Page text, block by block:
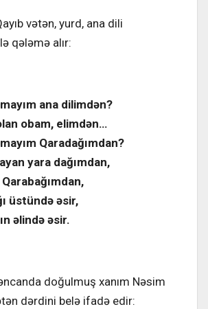
vətən, yurd, ana dili
qələmə alır:
ana dilimdən?
obam, elimdən…
Qaradağımdan?
yara dağımdan,
üstündə əsir,
əlində əsir.
doğulmuş xanım Nəsim
dərdini belə ifadə edir: